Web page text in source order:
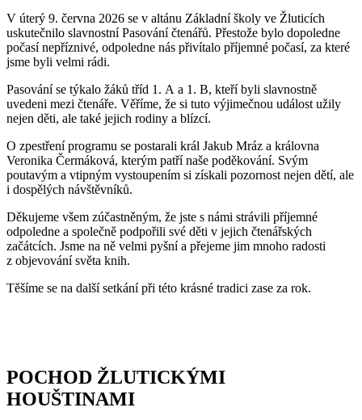
V úterý 9. června 2026 se v altánu Základní školy ve Žluticích
uskutečnilo slavnostní Pasování čtenářů. Přestože bylo dopoledne
počasí nepříznivé, odpoledne nás přivítalo příjemné počasí, za které
jsme byli velmi rádi.
Pasování se týkalo žáků tříd 1. A a 1. B, kteří byli slavnostně
uvedeni mezi čtenáře. Věříme, že si tuto výjimečnou událost užily
nejen děti, ale také jejich rodiny a blízcí.
O zpestření programu se postarali král Jakub Mráz a královna
Veronika Čermáková, kterým patří naše poděkování. Svým
poutavým a vtipným vystoupením si získali pozornost nejen dětí, ale
i dospělých návštěvníků.
Děkujeme všem zúčastněným, že jste s námi strávili příjemné
odpoledne a společně podpořili své děti v jejich čtenářských
začátcích. Jsme na ně velmi pyšní a přejeme jim mnoho radosti
z objevování světa knih.
Těšíme se na další setkání při této krásné tradici zase za rok.
POCHOD ŽLUTICKÝMI
HOUŠTINAMI